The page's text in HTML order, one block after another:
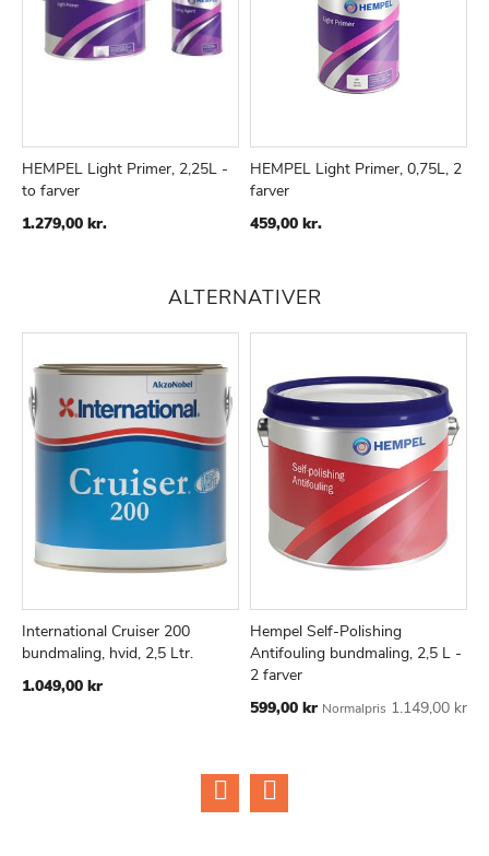
HEMPEL Light Primer, 2,25L -
to farver
1.279,00 kr.
HEMPEL Light Primer, 0,75L, 2
farver
459,00 kr.
ALTERNATIVER
Læg i kurv
TILFØJSAMMENLIGN
International Cruiser 200
bundmaling, hvid, 2,5 Ltr.
1.049,00 kr
Læg i kurv
TILFØJ
TIL
LISTE
Hempel Self-Polishing
Antifouling bundmaling, 2,5 L -
2 farver
Tilbudspris
599,00 kr Normalpris 1.149,00 kr